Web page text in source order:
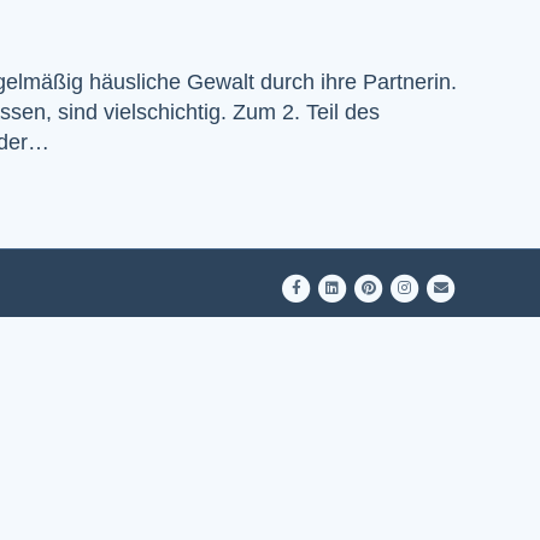
häusliche Gewalt durch ihre Partnerin.
sind vielschichtig. Zum 2. Teil des
FacebookLinkedinPinterestInstagram